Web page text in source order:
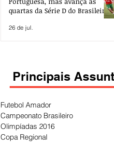
quartas da Série D do Brasileiro
26 de jul.
Principais
Futebol Amador
Campeonato Brasileiro
Olimpíadas 2016
Copa Regional